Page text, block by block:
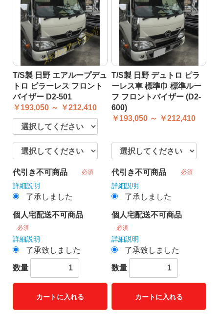
T/S製 日野 エアループデュ
トロ ピラーレス フロント
バイザー D2-501
￥193,050 ～ ￥212,410
代引き不可商品 必須
詳細説明
了承しました
個人宅配送不可商品
必須
詳細説明
了承致しました
数量
カートに入れる
T/S製 日野 デュトロ ピラ
ーレス車 標準巾 標準ルー
フ フロントバイザー (D2-
600)
￥193,050 ～ ￥212,410
代引き不可商品 必須
詳細説明
了承しました
個人宅配送不可商品
必須
詳細説明
了承致しました
数量
カートに入れる